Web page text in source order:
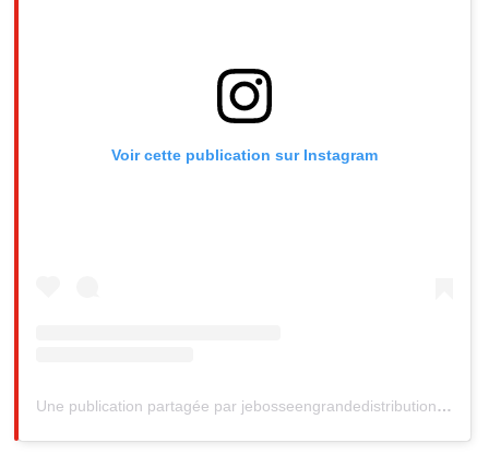
Voir cette publication sur Instagram
Une publication partagée par jebosseengrandedistribution (@jebosseengrandedistribution)